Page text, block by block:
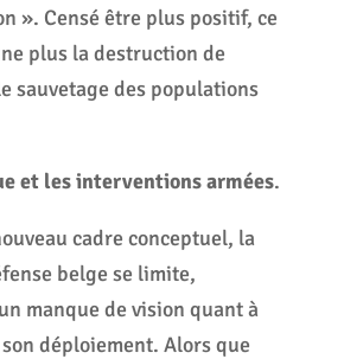
». Censé être plus positif, ce
plus la destruction de
sauvetage des populations
et les interventions armées.
cadre conceptuel, la
belge se limite,
manque de vision quant à
déploiement. Alors que